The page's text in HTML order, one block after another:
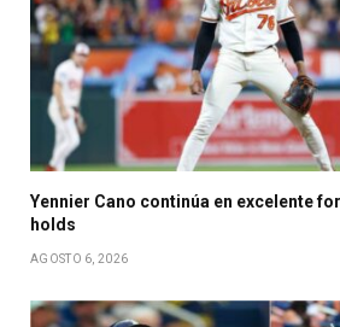
Yennier Cano continúa en excelente
holds
AGOSTO 6, 2026